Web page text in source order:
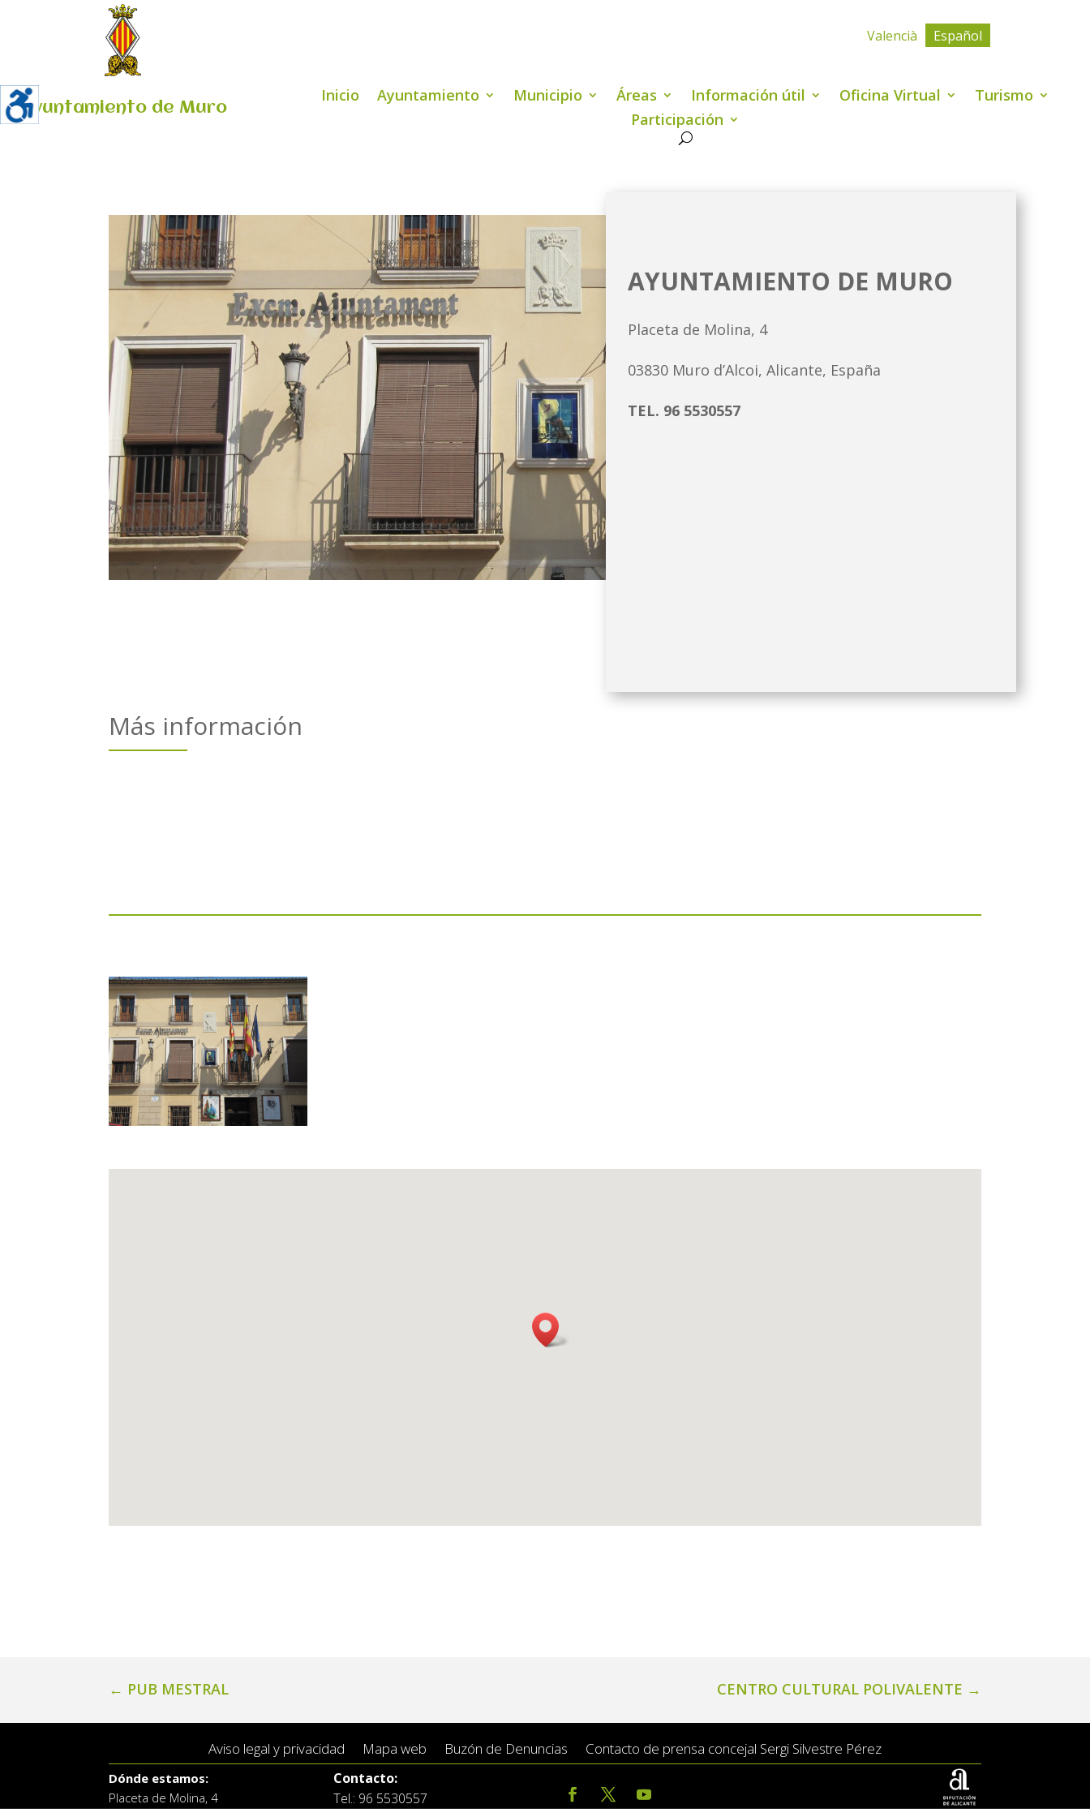
Ayuntamiento de Muro
Valencià Español
Inicio Ayuntamiento Municipio Áreas Información útil Oficina Virtual
Turismo
Participación
AYUNTAMIENTO DE MURO
Placeta de Molina, 4
03830 Muro d’Alcoi, Alicante, España
TEL. 96 5530557
Más información
← PUB MESTRAL CENTRO CULTURAL POLIVALENTE →
Aviso legal y privacidad Mapa web Buzón de Denuncias Contacto de prensa concejal Sergi Silvestre Pérez
Dónde estamos:
Placeta de Molina, 4
Contacto:
Tel.: 96 5530557